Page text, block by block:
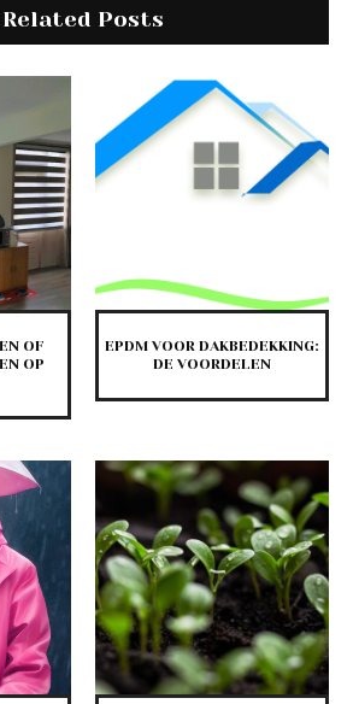
Related Posts
OF
OP
EPDM VOOR DAKBEDEKKING:
DE VOORDELEN